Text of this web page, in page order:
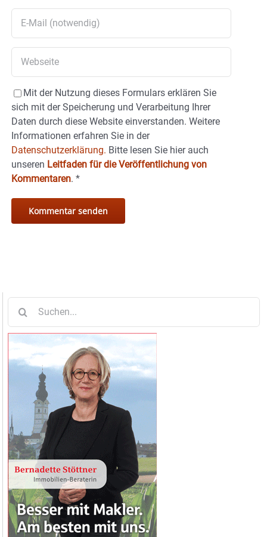
Mit der Nutzung dieses Formulars erklären Sie
sich mit der Speicherung und Verarbeitung Ihrer
Daten durch diese Website einverstanden. Weitere
Informationen erfahren Sie in der
Datenschutzerklärung. Bitte lesen Sie hier auch
unseren Leitfaden für die Veröffentlichung von
Kommentaren. *
nach: